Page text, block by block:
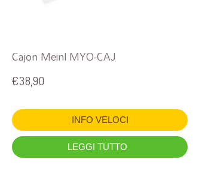
Cajon Meinl MYO-CAJ
€38,90
INFO VELOCI
LEGGI TUTTO